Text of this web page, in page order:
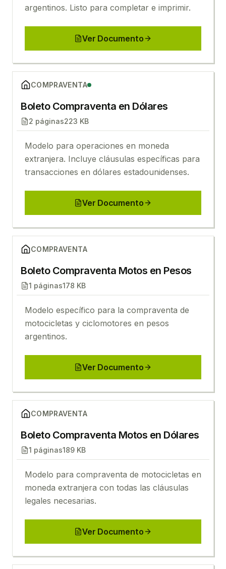
argentinos. Listo para completar e imprimir.
Ver Documento
VerBoleto Compraventa en Dólares
COMPRAVENTA
Boleto Compraventa en Dólares
2 páginas223 KB
Modelo para operaciones en moneda
extranjera. Incluye cláusulas específicas para
transacciones en dólares estadounidenses.
Ver Documento
VerBoleto Compraventa Motos en Pesos
COMPRAVENTA
Boleto Compraventa Motos en Pesos
1 páginas178 KB
Modelo específico para la compraventa de
motocicletas y ciclomotores en pesos
argentinos.
Ver Documento
VerBoleto Compraventa Motos en Dólares
COMPRAVENTA
Boleto Compraventa Motos en Dólares
1 páginas189 KB
Modelo para compraventa de motocicletas en
moneda extranjera con todas las cláusulas
legales necesarias.
Ver Documento